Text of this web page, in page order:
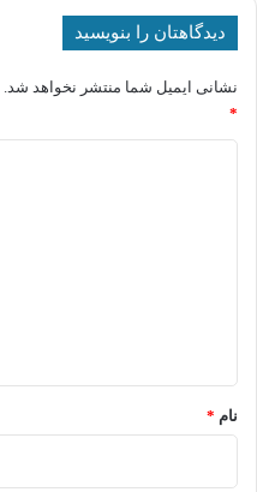
دیدگاهتان را بنویسید
نشانی ایمیل شما منتشر نخواهد شد.
*
نام *